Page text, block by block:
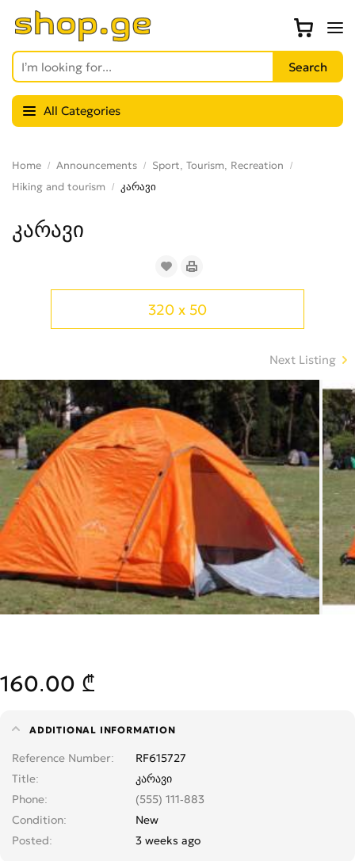
All Categories
Home Announcements
Sport, Tourism, Recreation
Hiking and tourism
კარავი
კარავი
320 x 50
Next Listing
160.00 ₾
ADDITIONAL INFORMATION
Reference Number
RF615727
Title
კარავი
Phone
(555) 111-883
Condition
New
Posted
3 weeks ago